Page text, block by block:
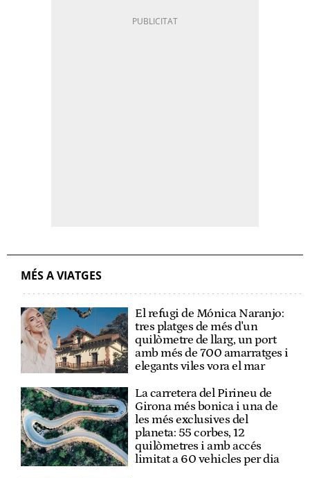
MÉS A VIATGES
El refugi de Mónica Naranjo:
tres platges de més d'un
quilòmetre de llarg, un port
amb més de 700 amarratges i
elegants viles vora el mar
La carretera del Pirineu de
Girona més bonica i una de
les més exclusives del
planeta: 55 corbes, 12
quilòmetres i amb accés
limitat a 60 vehicles per dia